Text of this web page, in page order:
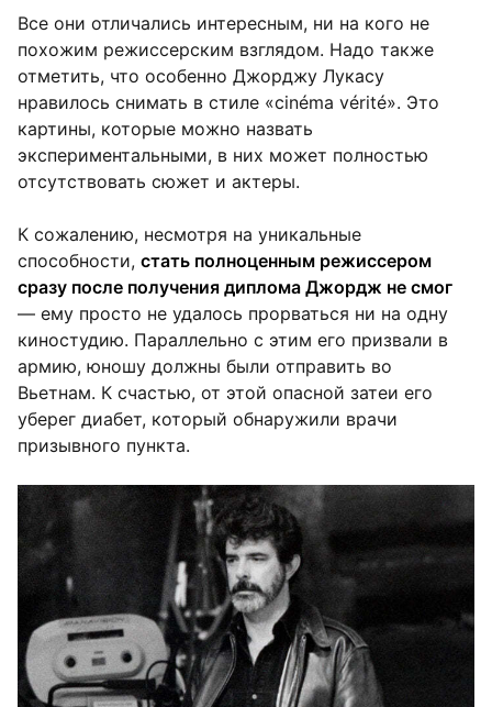
Все они отличались интересным, ни на кого не
похожим режиссерским взглядом. Надо также
отметить, что особенно Джорджу Лукасу
нравилось снимать в стиле «cinéma vérité». Это
картины, которые можно назвать
экспериментальными, в них может полностью
отсутствовать сюжет и актеры.
К сожалению, несмотря на уникальные
способности, стать полноценным режиссером
сразу после получения диплома Джордж не смог
— ему просто не удалось прорваться ни на одну
киностудию. Параллельно с этим его призвали в
армию, юношу должны были отправить во
Вьетнам. К счастью, от этой опасной затеи его
уберег диабет, который обнаружили врачи
призывного пункта.